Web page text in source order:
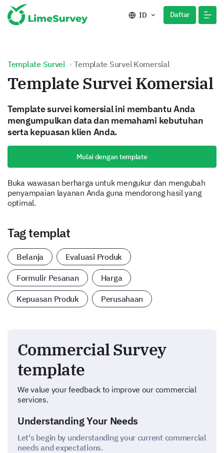
ID Daftar
Template Survei Template Survei Komersial
Template Survei Komersial
Template survei komersial ini membantu Anda
mengumpulkan data dan memahami kebutuhan
serta kepuasan klien Anda.
Mulai dengan template
Buka wawasan berharga untuk mengukur dan mengubah
penyampaian layanan Anda guna mendorong hasil yang
optimal.
Tag templat
Belanja Evaluasi Produk
Formulir Pesanan Harga
Kepuasan Produk Perusahaan
Commercial Survey
template
We value your feedback to improve our commercial
services.
Understanding Your Needs
Let's begin by understanding your current commercial
needs and expectations.